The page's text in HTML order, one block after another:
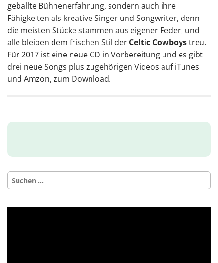
geballte Bühnenerfahrung, sondern auch ihre
Fähigkeiten als kreative Singer und Songwriter, denn
die meisten Stücke stammen aus eigener Feder, und
alle bleiben dem frischen Stil der Celtic Cowboystreu.
Für 2017 ist eine neue CD in Vorbereitung und es gibt
drei neue Songs plus zugehörigen Videos auf iTunes
und Amzon, zum Download.
Suchen
nach: